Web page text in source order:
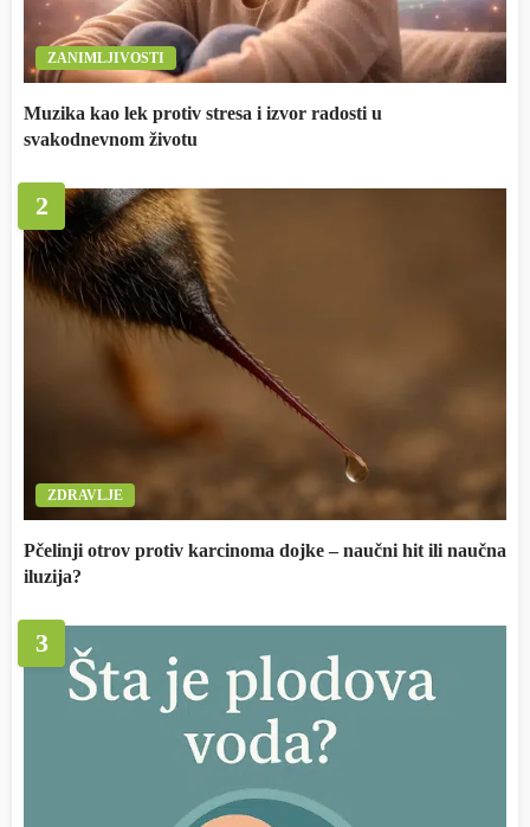
ZANIMLJIVOSTI
Muzika kao lek protiv stresa i izvor radosti u
svakodnevnom životu
2
ZDRAVLJE
Pčelinji otrov protiv karcinoma dojke – naučni hit ili naučna
iluzija?
3